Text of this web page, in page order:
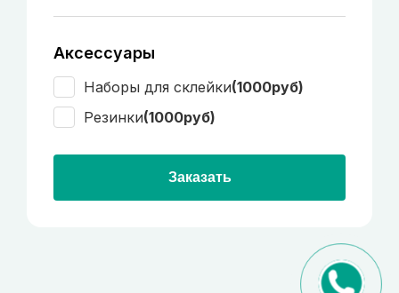
Аксессуары
Наборы для склейки(1000руб)
Резинки(1000руб)
Заказать